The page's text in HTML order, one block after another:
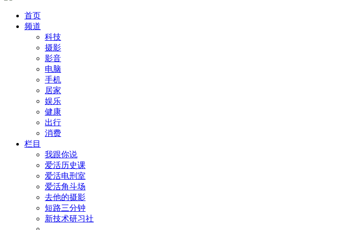
首页
频道
科技
摄影
影音
电脑
手机
居家
娱乐
健康
出行
消费
栏目
我跟你说
爱活历史课
爱活电刑室
爱活角斗场
去他的摄影
短路三分钟
新技术研习社